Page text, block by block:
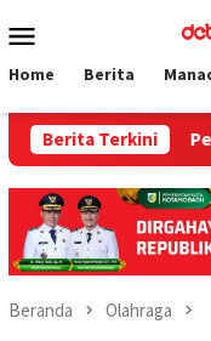
ke
Mobile
Home Berita
Berita Terkini
Pelaku
Beranda Olahraga